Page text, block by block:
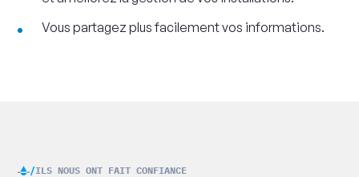
Vous partagez plus facilement vos informations.
ILS NOUS ONT FAIT CONFIANCE